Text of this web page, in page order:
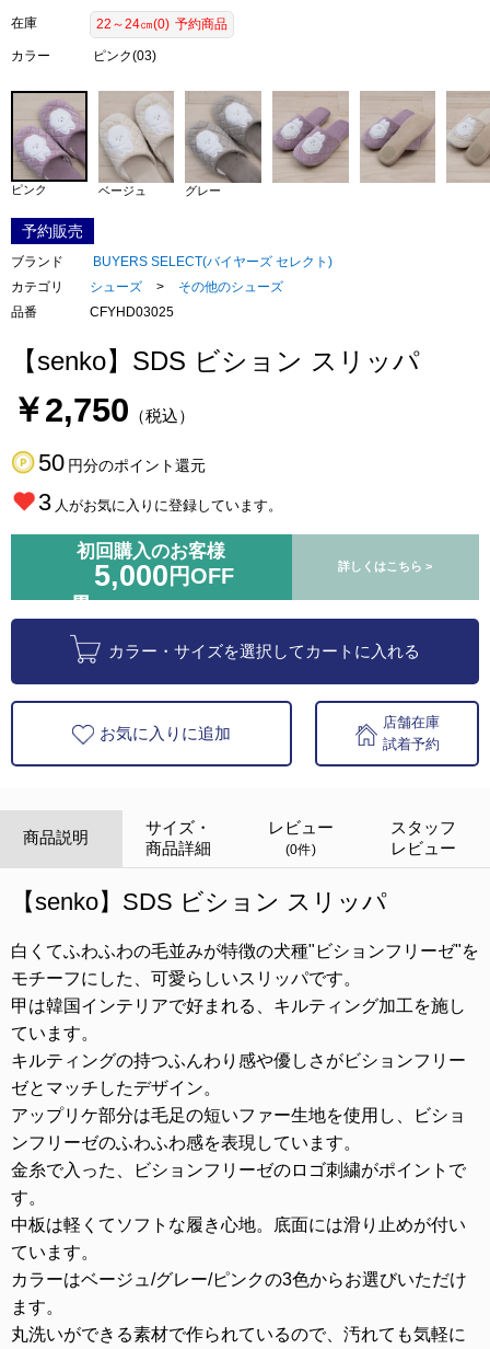
在庫 22～24㎝(0) 予約商品
カラー ピンク(03)
ピンク ベージュ グレー
予約販売
ブランド
BUYERS SELECT(バイヤーズ セレクト)
カテゴリ
シューズ >
その他のシューズ
品番
CFYHD03025
【senko】SDS ビション スリッパ
￥2,750 （税込）
50 円分のポイント還元
3 人がお気に入りに登録しています。
初回購入のお客様
5,000 円OFF 詳しくはこちら >
カラー・サイズを選択してカートに入れる
お気に入りに追加
店舗在庫
試着予約
商品説明
サイズ・
商品詳細
レビュー
(0件)
スタッフ
レビュー
【senko】SDS ビション スリッパ
白くてふわふわの毛並みが特徴の犬種"ビションフリーゼ"を
モチーフにした、可愛らしいスリッパです。
甲は韓国インテリアで好まれる、キルティング加工を施し
ています。
キルティングの持つふんわり感や優しさがビションフリー
ゼとマッチしたデザイン。
アップリケ部分は毛足の短いファー生地を使用し、ビショ
ンフリーゼのふわふわ感を表現しています。
金糸で入った、ビションフリーゼのロゴ刺繍がポイントで
す。
中板は軽くてソフトな履き心地。底面には滑り止めが付い
ています。
カラーはベージュ/グレー/ピンクの3色からお選びいただけ
ます。
丸洗いができる素材で作られているので、汚れても気軽に